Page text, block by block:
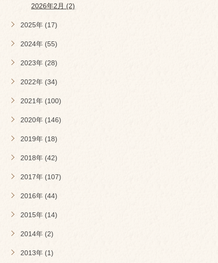
2026年2月 (2)
2025年 (17)
2024年 (55)
2023年 (28)
2022年 (34)
2021年 (100)
2020年 (146)
2019年 (18)
2018年 (42)
2017年 (107)
2016年 (44)
2015年 (14)
2014年 (2)
2013年 (1)